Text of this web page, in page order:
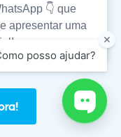
para sua
com a melhor
👇 que
apresentar uma